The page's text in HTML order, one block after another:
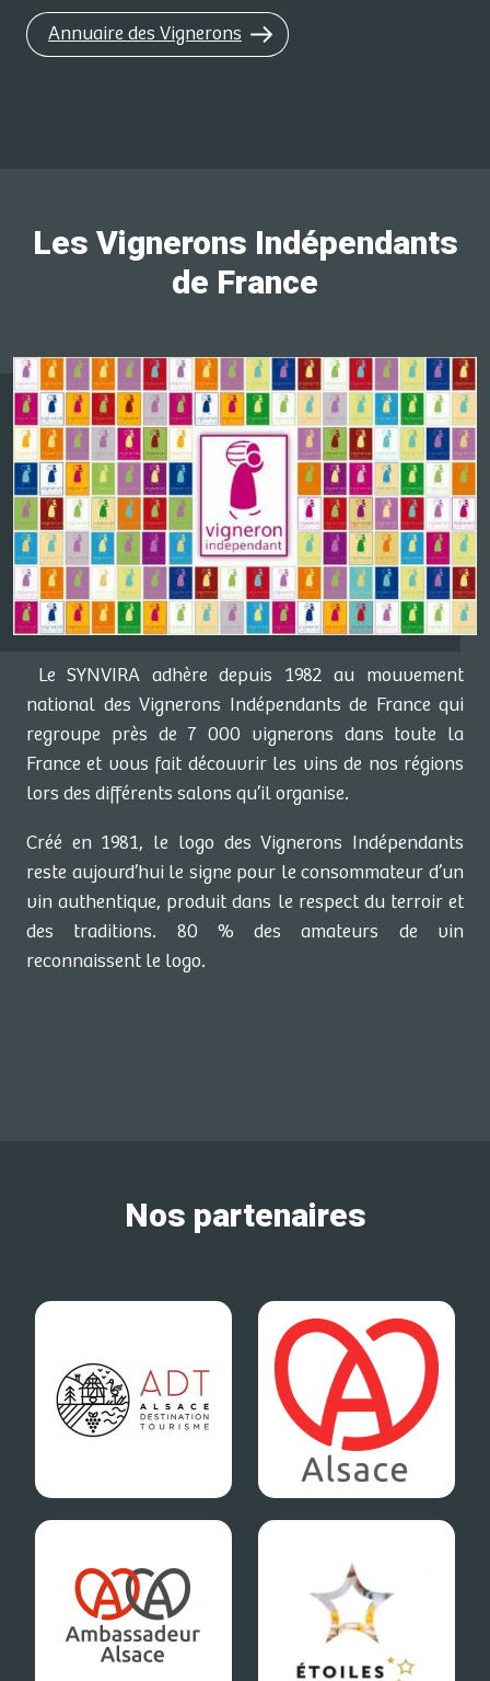
Annuaire des Vignerons
Les Vignerons Indépendants
de France
Le SYNVIRA adhère depuis 1982 au mouvement
national des Vignerons Indépendants de France qui
regroupe près de 7 000 vignerons dans toute la
France et vous fait découvrir les vins de nos régions
lors des différents salons qu’il organise.
Créé en 1981, le logo des Vignerons Indépendants
reste aujourd’hui le signe pour le consommateur d’un
vin authentique, produit dans le respect du terroir et
des traditions. 80 % des amateurs de vin
reconnaissent le logo.
Nos partenaires